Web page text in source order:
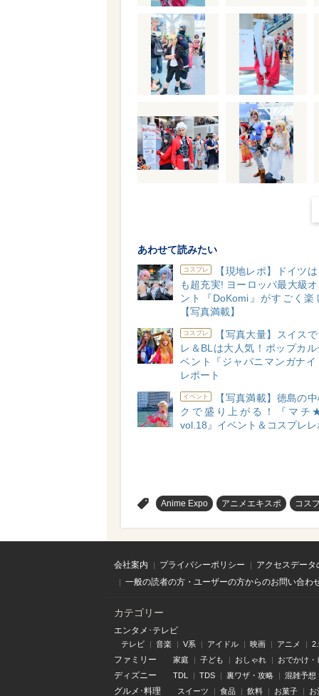
あわせて読みたい
コスプレ
【現地レポ】ドイツ
も超充実! ヨーロッパ最大級
ント『DoKomi』がすごく楽
【写真満載】
コスプレ
【写真大量】スイス
レ＆BLは大人気！ポップカ
ベント『ジャパニマンガナイ
レポート
イベント
【写真満載】徳島の
クで盛り上がる！『マチ
vol.18』イベント＆コスプレ
Anime Expo アニメエキスポ コス
会社案内 プライバシーポリシー
アクセスデー
一般の読者の方・ユーザーの方からのお問い合わ
カテゴリー
エンタメ･テレビ
テレビ 音楽 V系 アイドル 映画 アニメ
ファミリー 家庭 子ども おしゃれ おでかけ・
ディズニー TDL TDS 裏ワザ・攻略 混雑予想
グルメ･料理 スイーツ 食品 飲料 お菓子 お